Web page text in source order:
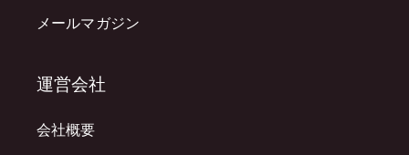
メールマガジン
運営会社
会社概要